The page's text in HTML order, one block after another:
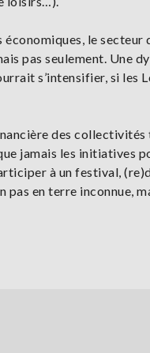
le secteur
pas seulement. Une
s’intensifier, si les
des
jamais les initiatives
à un festival,
en terre inconnue,